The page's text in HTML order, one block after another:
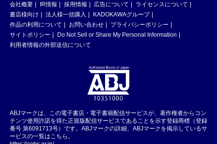
会社概要 IR情報 採用情報 広告について
ライセンスについて
書店様向け
法人様一括購入
KADOKAWAグループ
作品の利用について
お問い合わせ
プライバシーポリシー
サイトポリシー
Do Not Sell or Share My Personal Information
利用者情報の外部送信について
ABJマークは、この電子書店・電子書籍配信サービスが、著作権者からコン
テンツ使用許諾を得た正規版配信サービスであることを示す登録商標（登録
番号 第6091713号）です。ABJマークの詳細、ABJマークを掲示しているサ
ービスの一覧はこちら。